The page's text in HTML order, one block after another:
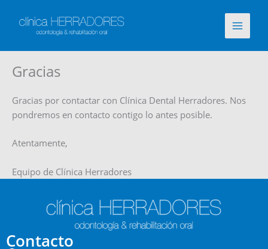
contenido
Gracias
Gracias por contactar con Clínica Dental Herradores. Nos
pondremos en contacto contigo lo antes posible.
Atentamente,
Equipo de Clínica Herradores
Contacto